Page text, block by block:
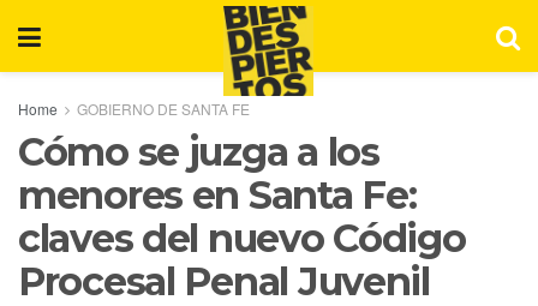
Home GOBIERNO DE SANTA FE
Cómo se juzga a los
menores en Santa Fe:
claves del nuevo Código
Procesal Penal Juvenil